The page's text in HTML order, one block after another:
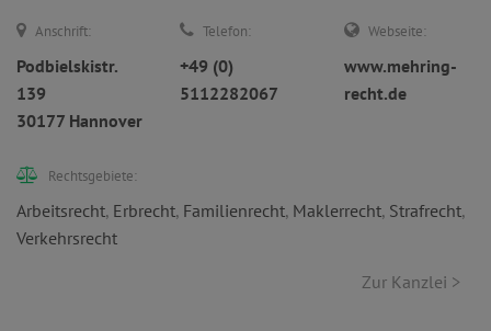
Anschrift:
Podbielskistr.
139
30177 Hannover
Telefon:
+49 (0)
5112282067
Webseite:
www.mehring-
recht.de
Rechtsgebiete:
Arbeitsrecht, Erbrecht, Familienrecht, Maklerrecht, Strafrecht,
Verkehrsrecht
Zur Kanzlei >